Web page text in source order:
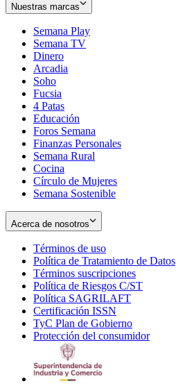
Nuestras marcas
Semana Play
Semana TV
Dinero
Arcadia
Soho
in
new
window
Fucsia
in
new
window
4 Patas
Educación
Foros Semana
Finanzas Personales
Semana Rural
Cocina
Círculo de Mujeres
Semana Sostenible
Acerca de nosotros
Términos de uso
in
new
window
Política de Tratamiento de Datos
Términos suscripciones
in
Política de Riesgos C/ST
Política SAGRILAFT
new
window
Certificación ISSN
in
new
TyC Plan de Gobierno
in
Protección del consumidorOpens